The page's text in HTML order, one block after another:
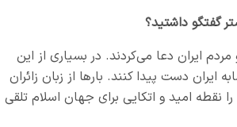
گفتگو داشتید؟
ایران دعا می‌کردند. در بسیاری از این
ایران دست پیدا کنند. بارها از زبان زائران
نقطه امید و اتکایی برای جهان اسلام تلقی